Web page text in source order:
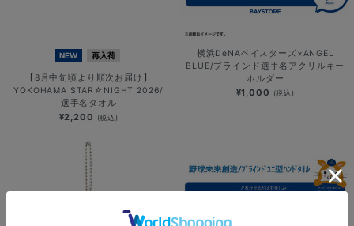
NEW 再入荷
【8月中旬頃より順次お届け】
YOKOHAMA STAR☆NIGHT 2026/
選手名タオル
¥2,200 (税込)
横浜DeNAベイスターズ×ANGEL
BLUE/ブラインド選手名アクリルキー
ホルダー
¥1,000 (税込)